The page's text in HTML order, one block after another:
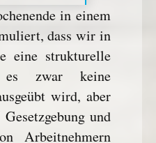
in einem
dass wir in
eine strukturelle
es zwar keine
wird, aber
und
Arbeitnehmern